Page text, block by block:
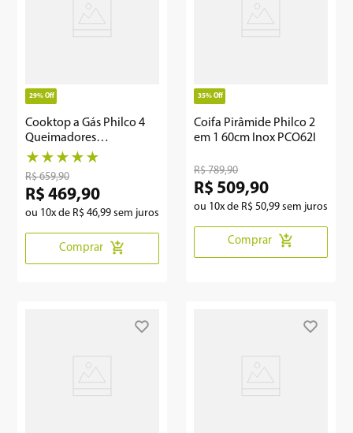
29% Off
Cooktop a Gás Philco 4
Queimadores
Superautomático
★ ★ ★ ★ ★
R$ 659,90
R$ 469,90
ou 10x de R$ 46,99 sem juros
Comprar
35% Off
Coifa Pirâmide Philco 2
em 1 60cm Inox PCO62I
R$ 789,90
R$ 509,90
ou 10x de R$ 50,99 sem juros
Comprar